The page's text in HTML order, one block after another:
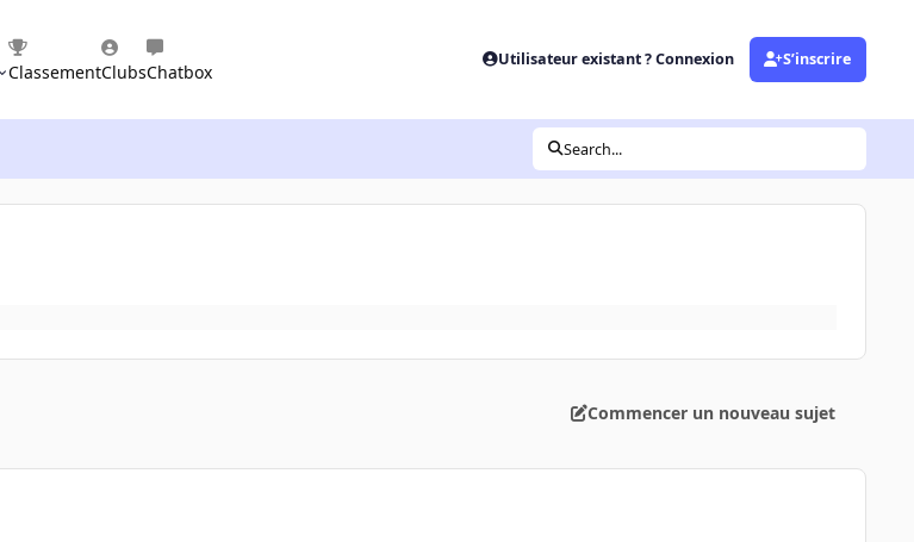
ClassementClubsChatbox
Utilisateur existant ? Connexion S’inscrire
Search...
Commencer un nouveau sujet